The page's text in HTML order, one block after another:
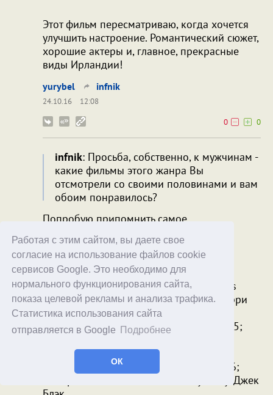
Работая с этим сайтом, вы даете свое
согласие на использование файлов cookie
сервисов Google. Это необходимо для
нормального функционирования сайта,
показа целевой рекламы и анализа трафика.
Статистика использования сайта
отправляется в Google
Подробнее
ОК
Этот фильм пересматриваю, когда хочется
улучшить настроение. Романтический сюжет,
хорошие актеры и, главное, прекрасные
виды Ирландии!
yurybel infnik
24.10.16
12:08
0
0
infnik: Просьба, собственно, к мужчинам -
какие фильмы этого жанра Вы
отсмотрели со своими половинами и вам
обоим понравилось?
Попробую припомнить самое
частосмотримое содержимое папки
ROMCOMS на винте телевизора:
- "Поспешишь, людей насмешишь" (Fools
Rush In), 1997; Сальма Хаек, Мэтью Перри
- "Жених напрокат" (Wedding Date), 2005;
Дермот Малруни, Дебра Мессинг
- "Отпуск по обмену" (The Holiday), 2006;
Кэмерон Диас, Кейт Уинслет, Джуд Лоу, Джек